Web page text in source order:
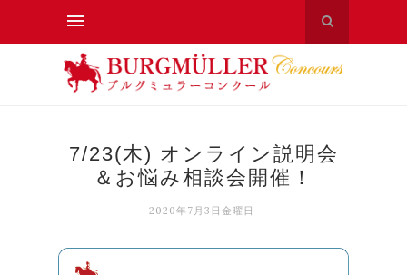
7/23(木) オンライン説明会
＆お悩み相談会開催！
2020年7月3日金曜日